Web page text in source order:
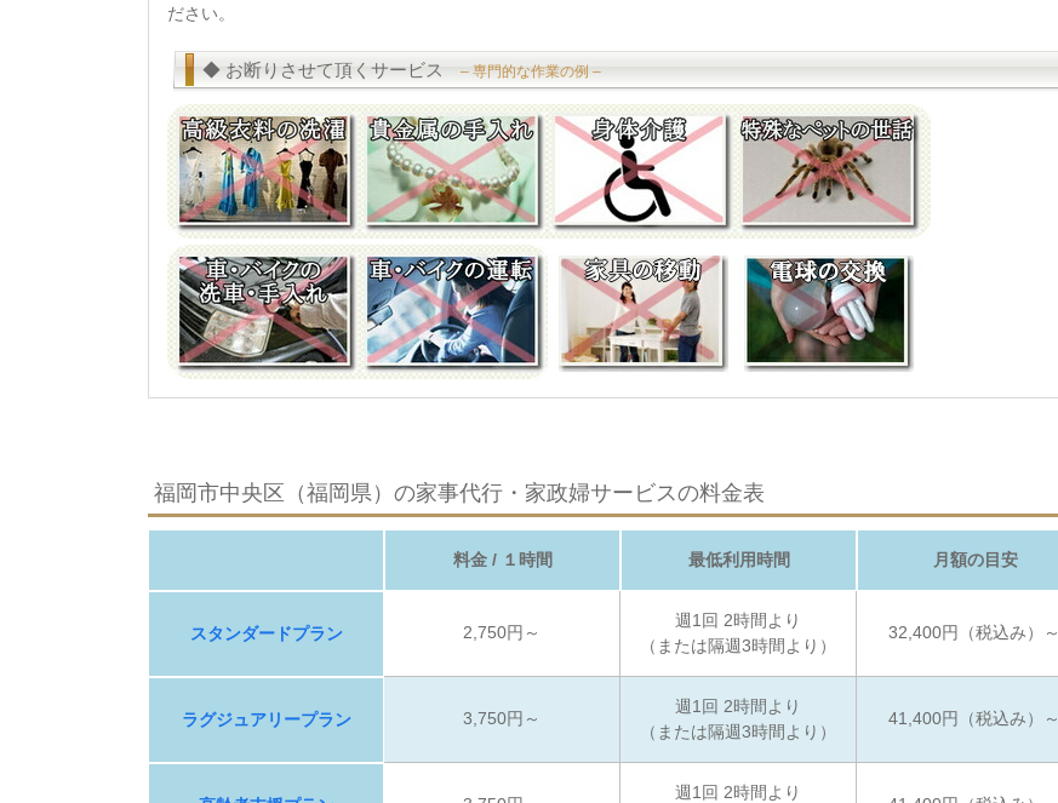
ださい。
◆ お断りさせて頂くサービス – 専門的な作業の例 –
福岡市中央区（福岡県）の家事代行・家政婦サービスの料金表
料金 / １時間 最低利用時間 月額の目安
スタンダードプラン 2,750円～
週1回 2時間より
（または隔週3時間より）
32,400円（税込み）～
ラグジュアリープラン 3,750円～
週1回 2時間より
（または隔週3時間より）
41,400円（税込み）～
週1回 2時間より